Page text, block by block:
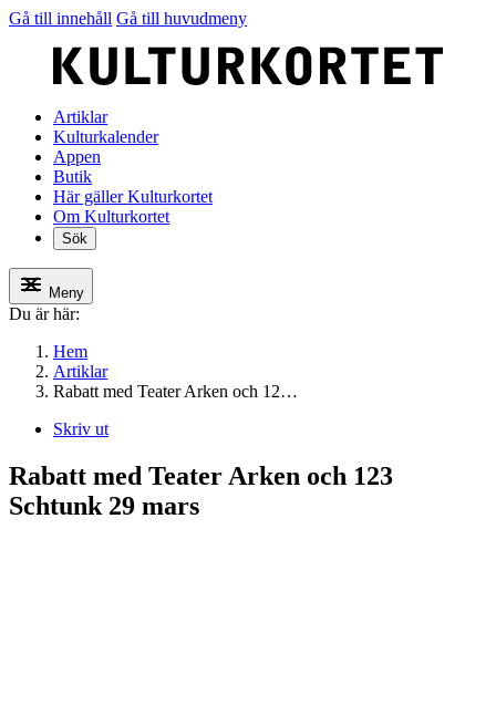
Gå till innehåll Gå till huvudmeny
Artiklar
Kulturkalender
Appen
Butik
Här gäller Kulturkortet
Om Kulturkortet
Sök
Meny
Du är här:
Hem
Artiklar
Rabatt med Teater Arken och 12…
Skriv ut
Rabatt med Teater Arken och 123
Schtunk 29 mars